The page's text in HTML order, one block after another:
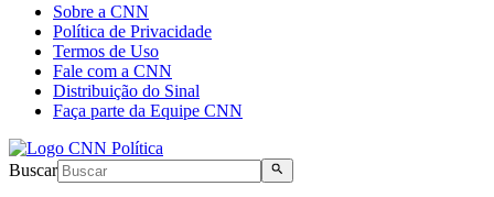
Sobre a CNN
Política de Privacidade
Termos de Uso
Fale com a CNN
Distribuição do Sinal
Faça parte da Equipe CNN
Buscar